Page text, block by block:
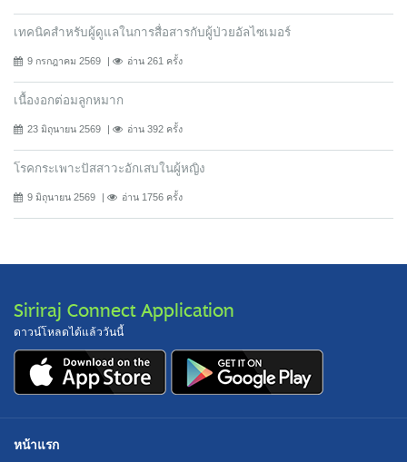
เทคนิคสำหรับผู้ดูแลในการสื่อสารกับผู้ป่วยอัลไซเมอร์
9 กรกฎาคม 2569 อ่าน 261 ครั้ง
เนื้องอกต่อมลูกหมาก
23 มิถุนายน 2569 อ่าน 392 ครั้ง
โรคกระเพาะปัสสาวะอักเสบในผู้หญิง
9 มิถุนายน 2569 อ่าน 1756 ครั้ง
Siriraj Connect Application
ดาวน์โหลดได้แล้ววันนี้
หน้าแรก